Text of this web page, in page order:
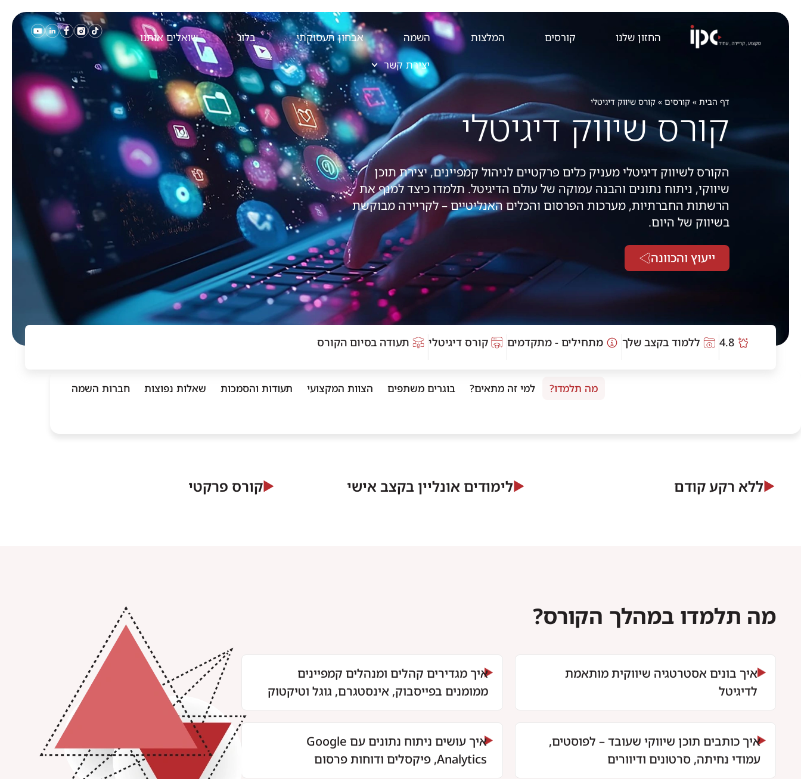
החזון שלנו קורסים המלצות השמה אבחון תעסוקתי בלוג
שואלים אותנו
יצירת קשר
דף הבית » קורסים » קורס שיווק דיגיטלי
קורס שיווק דיגיטלי
הקורס לשיווק דיגיטלי מעניק כלים פרקטיים לניהול קמפיינים, יצירת תוכן
שיווקי, ניתוח נתונים והבנה עמוקה של עולם הדיגיטל. תלמדו כיצד למנף את
הרשתות החברתיות, מערכות הפרסום והכלים האנליטיים – לקריירה מבוקשת
בשיווק של היום.
ייעוץ והכוונה
4.8 ללמוד בקצב שלך מתחילים ‑ מתקדמים קורס דיגיטלי תעודה בסיום הקורס
מה תלמדו? למי זה מתאים? בוגרים משתפים הצוות המקצועי תעודות והסמכות שאלות נפוצות חברות השמה
ללא רקע קודם לימודים אונליין בקצב אישי קורס פרקטי
מה תלמדו במהלך הקורס?
איך בונים אסטרטגיה שיווקית מותאמת
לדיגיטל
איך מגדירים קהלים ומנהלים קמפיינים
ממומנים בפייסבוק, אינסטגרם, גוגל וטיקטוק
איך כותבים תוכן שיווקי שעובד – לפוסטים,
עמודי נחיתה, סרטונים ודיוורים
איך עושים ניתוח נתונים עם Google
Analytics, פיקסלים ודוחות פרסום